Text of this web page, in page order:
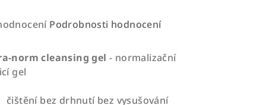
Podrobnosti hodnocení
norm cleansing gel - normalizační
gel
čištění bez drhnutí bez vysušování